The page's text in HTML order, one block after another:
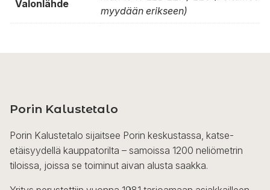
Valonlähde
myydään erikseen)
Porin Kalustetalo
Porin Kalustetalo sijaitsee Porin keskustassa, katse-
etäisyydellä kauppatorilta – samoissa 1200 neliömetrin
tiloissa, joissa se toiminut aivan alusta saakka.